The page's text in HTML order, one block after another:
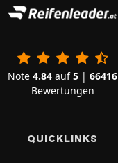
Note 4.84 auf5 | 66416
Bewertungen
QUICKLINKS